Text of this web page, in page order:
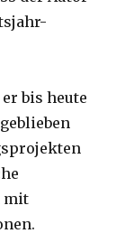
bis heute
mit